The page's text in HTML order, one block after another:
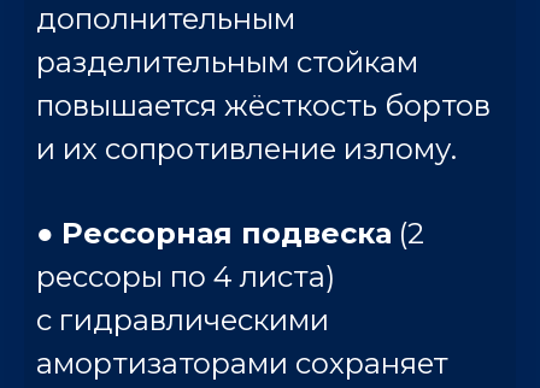
дополнительным
разделительным стойкам
повышается жёсткость бортов
и их сопротивление излому.
● Рессорная подвеска (2
рессоры по 4 листа)
с гидравлическими
амортизаторами сохраняет